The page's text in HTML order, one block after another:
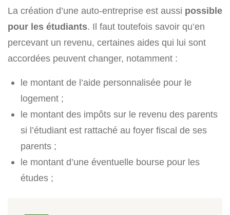
La création d’une auto-entreprise est aussi possible
pour les étudiants. Il faut toutefois savoir qu’en
percevant un revenu, certaines aides qui lui sont
accordées peuvent changer, notamment :
le montant de l’aide personnalisée pour le
logement ;
le montant des impôts sur le revenu des parents
si l’étudiant est rattaché au foyer fiscal de ses
parents ;
le montant d’une éventuelle bourse pour les
études ;